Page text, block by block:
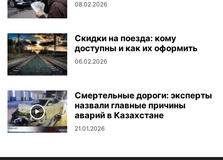
08.02.2026
Скидки на поезда: кому
доступны и как их оформить
06.02.2026
Смертельные дороги: эксперты
назвали главные причины
аварий в Казахстане
21.01.2026